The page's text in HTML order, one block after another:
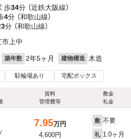
歩34分 （近鉄大阪線）
4分 （和歌山線）
分 （和歌山線）
市上中
築年数 2年5ヶ月 建物構造 木造
駐輪場あり 宅配ボックス
賃料
管理費等
敷金
礼金
7.95万円
4,600円
敷 不要
礼 1.0ヶ月